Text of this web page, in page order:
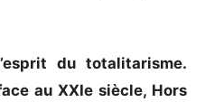
du totalitarisme.
au XXIe siècle, Hors